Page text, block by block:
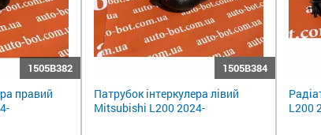
1505B382
правий
1505B384
Патрубок інтеркулера лівий
Mitsubishi L200 2024-
L200